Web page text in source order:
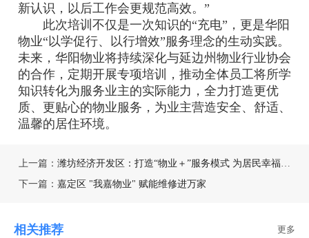
新认识，以后工作会更规范高效。”
此次培训不仅是一次知识的“充电”，更是华阳
物业“以学促行、以行增效”服务理念的生动实践。
未来，华阳物业将持续深化与延边州物业行业协会
的合作，定期开展专项培训，推动全体员工将所学
知识转化为服务业主的实际能力，全力打造更优
质、更贴心的物业服务，为业主营造安全、舒适、
温馨的居住环境。
上一篇： 潍坊经济开发区：打造“物业＋”服务模式 为居民幸福生活“加码”
下一篇： 嘉定区 "我嘉物业" 赋能维修进万家
相关推荐 更多